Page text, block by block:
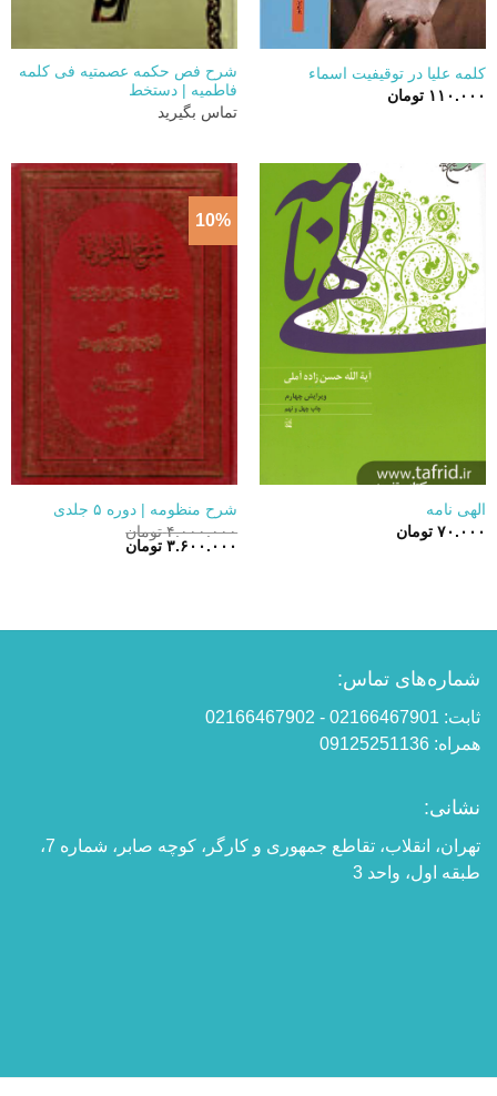
کلمه علیا در توقیفیت اسماء
۱۱۰.۰۰۰ تومان
شرح فص حکمه عصمتیه فی کلمه
فاطمیه | دستخط
تماس بگیرید
الهی نامه
۷۰.۰۰۰ تومان
10%
شرح منظومه | دوره ۵ جلدی
۴.۰۰۰.۰۰۰ تومان
قیمت
۳.۶۰۰.۰۰۰ تومانقیمت
شماره‌های تماس:
ثابت: 02166467901 - 02166467902
همراه: 09125251136
نشانی:
تهران، انقلاب، تقاطع جمهوری و کارگر، کوچه صابر، شماره 7،
طبقه اول، واحد 3